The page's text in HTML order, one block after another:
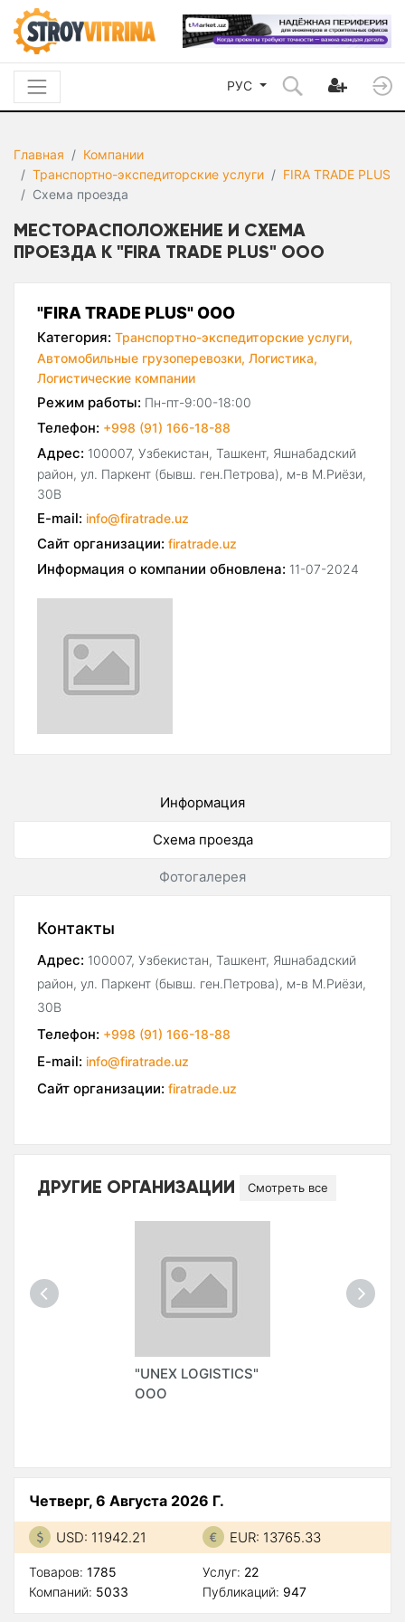
РУС
Главная
Компании
Транспортно-экспедиторские услуги
FIRA TRADE PLUS
Схема проезда
МЕСТОРАСПОЛОЖЕНИЕ И СХЕМА
ПРОЕЗДА К "FIRA TRADE PLUS" ООО
"FIRA TRADE PLUS" ООО
Категория: Транспортно-экспедиторские услуги,
Автомобильные грузоперевозки, Логистика,
Логистические компании
Режим работы: Пн-пт-9:00-18:00
Телефон: +998 (91) 166-18-88
Адрес: 100007, Узбекистан, Ташкент, Яшнабадский
район, ул. Паркент (бывш. ген.Петрова), м-в М.Риёзи,
30В
E-mail: info@firatrade.uz
Сайт организации: firatrade.uz
Информация о компании обновлена: 11-07-2024
Информация
Схема проезда
Фотогалерея
Контакты
Адрес: 100007, Узбекистан, Ташкент, Яшнабадский
район, ул. Паркент (бывш. ген.Петрова), м-в М.Риёзи,
30В
Телефон: +998 (91) 166-18-88
E-mail: info@firatrade.uz
Сайт организации: firatrade.uz
ДРУГИЕ ОРГАНИЗАЦИИ Смотреть все
"UNEX LOGISTICS"
ООО
Четверг, 6 Августа 2026 Г.
USD: 11942.21 EUR: 13765.33
Товаров: 1785
Компаний: 5033
Услуг: 22
Публикаций: 947